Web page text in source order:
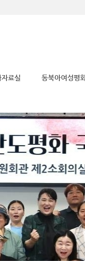
료실 동북아여성평